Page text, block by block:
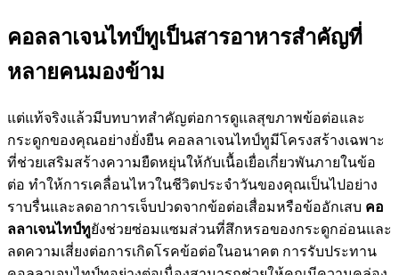
คอลลาเจนไทป์ทูเป็นสารอาหารสำคัญที่
หลายคนมองข้าม
แต่แท้จริงแล้วมีบทบาทสำคัญต่อการดูแลสุขภาพข้อต่อและ
กระดูกของคุณอย่างยั่งยืน คอลลาเจนไทป์ทูมีโครงสร้างเฉพาะ
ที่ช่วยเสริมสร้างความยืดหยุ่นให้กับเนื้อเยื่อเกี่ยวพันภายในข้อ
ต่อ ทำให้การเคลื่อนไหวในชีวิตประจำวันของคุณเป็นไปอย่าง
ราบรื่นและลดอาการเจ็บปวดจากข้อต่อเสื่อมหรือข้ออักเสบ คอ
ลลาเจนไทป์ทูยังช่วยซ่อมแซมส่วนที่สึกหรอของกระดูกอ่อนและ
ลดความเสี่ยงต่อการเกิดโรคข้อต่อในอนาคต การรับประทาน